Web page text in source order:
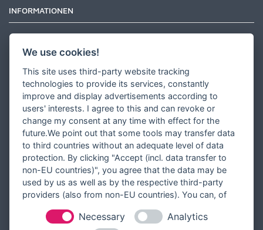
INFORMATIONEN
Versandinformationen
Partner werden
Designer werden
Über Tausendschön Karten
Blog
Ratgeber
Unsere Partner
We use cookies!
This site uses third-party website tracking
technologies to provide its services, constantly
improve and display advertisements according to
users' interests. I agree to this and can revoke or
change my consent at any time with effect for the
future.We point out that some tools may transfer data
to third countries without an adequate level of data
protection. By clicking "Accept (incl. data transfer to
non-EU countries)", you agree that the data may be
used by us as well as by the respective third-party
providers (also from non-EU countries). You can, of
Necessary
Analytics